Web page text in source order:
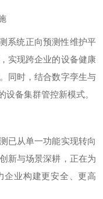
系统正向预测性维护平
实现跨企业的设备健康
同时，结合数字孪生与
备集群管控新模式。
已从单一功能实现转向
新与场景深耕，正在为
企业构建更安全、更高